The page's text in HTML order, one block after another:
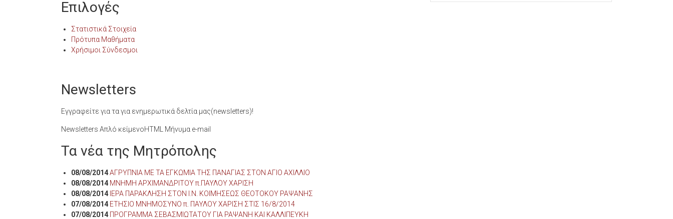
Επιλογές
Στατιστικά Στοιχεία
Πρότυπα Μαθήματα
Χρήσιμοι Σύνδεσμοι
Newsletters
Εγγραφείτε για τα για ενημερωτικά δελτία μας(newsletters)!
Newsletters Απλό κείμενοHTML Μήνυμα e-mail
Τα νέα της Μητρόπολης
08/08/2014ΑΓΡΥΠΝΙΑ ΜΕ ΤΑ ΕΓΚΩΜΙΑ ΤΗΣ ΠΑΝΑΓΙΑΣ ΣΤΟΝ ΑΓΙΟ ΑΧΙΛΛΙΟ
08/08/2014 ΜΝΗΜΗ ΑΡΧΙΜΑΝΔΡΙΤΟΥ π.ΠΑΥΛΟΥ ΧΑΡΙΣΗ
08/08/2014 ΙΕΡΑ ΠΑΡΑΚΛΗΣΗ ΣΤΟΝ Ι.Ν. ΚΟΙΜΗΣΕΩΣ ΘΕΟΤΟΚΟΥ ΡΑΨΑΝΗΣ
07/08/2014 ΕΤΗΣΙΟ ΜΝΗΜΟΣΥΝΟ π. ΠΑΥΛΟΥ ΧΑΡΙΣΗ ΣΤΙΣ 16/8/2014
07/08/2014 ΠΡΟΓΡΑΜΜΑ ΣΕΒΑΣΜΙΩΤΑΤΟΥ ΓΙΑ ΡΑΨΑΝΗ ΚΑΙ ΚΑΛΛΙΠΕΥΚΗ